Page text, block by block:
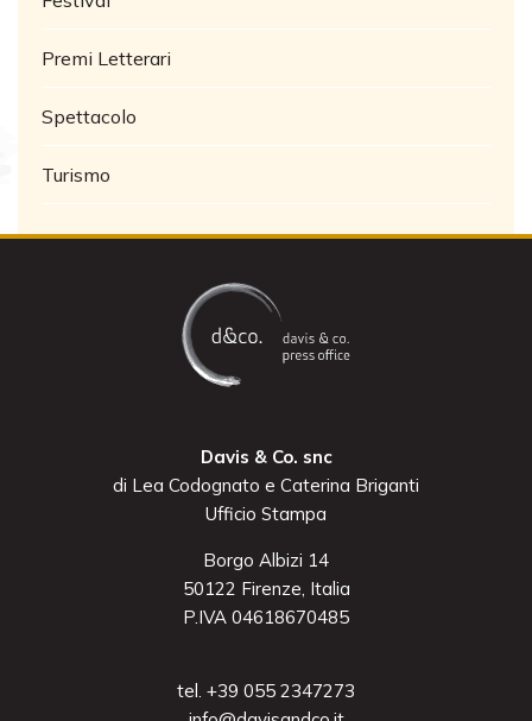
Premi Letterari
Spettacolo
Turismo
Davis & Co. snc
di Lea Codognato e Caterina Briganti
Ufficio Stampa
Borgo Albizi 14
50122 Firenze, Italia
P.IVA 04618670485
tel. +39 055 2347273